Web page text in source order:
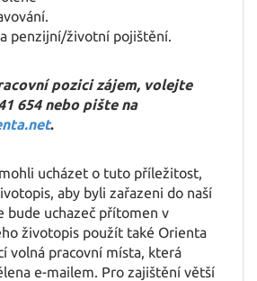
penzijní/životní pojištění.
pozici zájem, volejte
654 nebo pište na
.
ucházet o tuto příležitost,
aby byli zařazeni do naší
bude uchazeč přítomen v
životopis použít také Orienta
volná pracovní místa, která
e-mailem. Pro zajištění větší